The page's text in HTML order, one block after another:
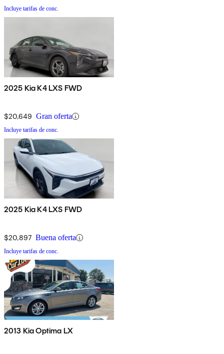
Incluye tarifas de conc.
2025 Kia K4 LXS FWD
$20,649 Gran oferta
Incluye tarifas de conc.
2025 Kia K4 LXS FWD
$20,897 Buena oferta
Incluye tarifas de conc.
2013 Kia Optima LX